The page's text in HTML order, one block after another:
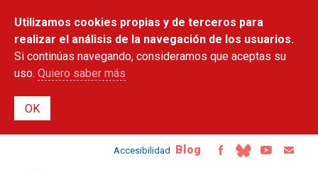
contenido
principal
Utilizamos cookies propias y de terceros para
realizar el análisis de la navegación de los usuarios.
Si continúas navegando, consideramos que aceptas su
uso. Quiero saber más
Accesibilidad Blog